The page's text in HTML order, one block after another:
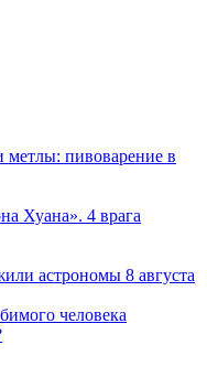
пивоварение в
Хуана». 4 врага
астрономы 8 августа
человека